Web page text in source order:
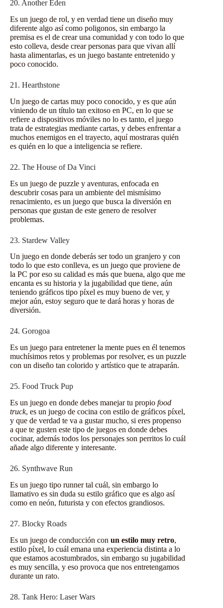
20. Another Eden
Es un juego de rol, y en verdad tiene un diseño muy
diferente algo así como poligonos, sin embargo la
premisa es el de crear una comunidad y con todo lo que
esto colleva, desde crear personas para que vivan allí
hasta alimentarlas, es un juego bastante entretenido y
poco conocido.
21. Hearthstone
Un juego de cartas muy poco conocido, y es que aún
viniendo de un título tan exitoso en PC, en lo que se
refiere a dispositivos móviles no lo es tanto, el juego
trata de estrategias mediante cartas, y debes enfrentar a
muchos enemigos en el trayecto, aquí mostraras quién
es quién en lo que a inteligencia se refiere.
22. The House of Da Vinci
Es un juego de puzzle y aventuras, enfocada en
descubrir cosas para un ambiente del mismísimo
renacimiento, es un juego que busca la diversión en
personas que gustan de este genero de resolver
problemas.
23. Stardew Valley
Un juego en donde deberás ser todo un granjero y con
todo lo que esto conlleva, es un juego que proviene de
la PC por eso su calidad es más que buena, algo que me
encanta es su historia y la jugabilidad que tiene, aún
teniendo gráficos tipo píxel es muy bueno de ver, y
mejor aún, estoy seguro que te dará horas y horas de
diversión.
24. Gorogoa
Es un juego para entretener la mente pues en él tenemos
muchísimos retos y problemas por resolver, es un puzzle
con un diseño tan colorido y artístico que te atraparán.
25. Food Truck Pup
Es un juego en donde debes manejar tu propio food
truck, es un juego de cocina con estilo de gráficos píxel,
y que de verdad te va a gustar mucho, si eres propenso
a que te gusten este tipo de juegos en donde debes
cocinar, además todos los personajes son perritos lo cuál
añade algo diferente y interesante.
26. Synthwave Run
Es un juego tipo runner tal cuál, sin embargo lo
llamativo es sin duda su estilo gráfico que es algo así
como en neón, futurista y con efectos grandiosos.
27. Blocky Roads
Es un juego de conducción con un estilo muy retro,
estilo píxel, lo cuál emana una experiencia distinta a lo
que estamos acostumbrados, sin embargo su jugabilidad
es muy sencilla, y eso provoca que nos entretengamos
durante un rato.
28. Tank Hero: Laser Wars